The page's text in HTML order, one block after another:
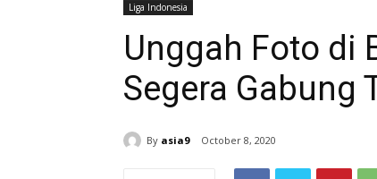
Liga Indonesia
Unggah Foto di
Segera Gabung
By asia9 October 8, 2020